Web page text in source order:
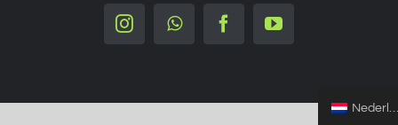
InstagramWhatsappFacebookYouTube
Nederlands